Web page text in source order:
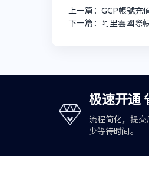
上一篇：GCP帳號充
下一篇：阿里雲國際
极速开通
流程简化，提
少等待时间。